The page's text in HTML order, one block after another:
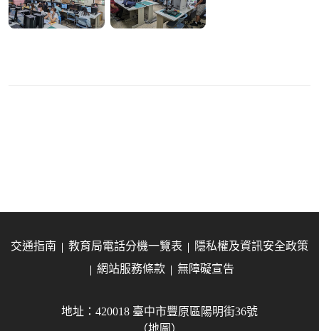
交通指南 教育局電話分機一覽表
隱私權及資訊安全政策
網站服務條款
無障礙宣告
地址：420018 臺中市豐原區陽明街36號